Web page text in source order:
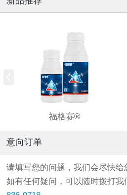
福格赛®
意向订单
请填写您的问题，我们会尽快给
如有任何疑问，可以随时拨打我